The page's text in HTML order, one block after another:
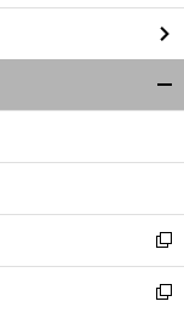
し
い
ウ
ィ
ン
ウ
開
く
新
し
い
新